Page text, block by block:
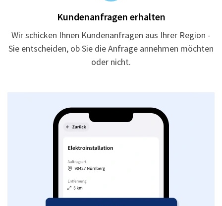
Kundenanfragen erhalten
Wir schicken Ihnen Kundenanfragen aus Ihrer Region -
Sie entscheiden, ob Sie die Anfrage annehmen möchten
oder nicht.